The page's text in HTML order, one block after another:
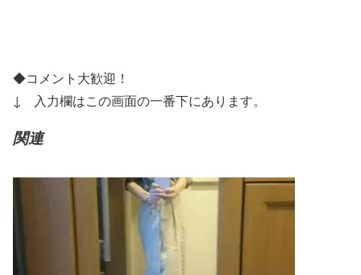
◆コメント大歓迎！
↓
入力欄はこの画面の一番下にあります。
関連